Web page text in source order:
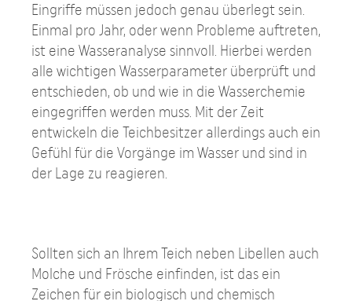
Eingriffe müssen jedoch genau überlegt sein.
Einmal pro Jahr, oder wenn Probleme auftreten,
ist eine Wasseranalyse sinnvoll. Hierbei werden
alle wichtigen Wasserparameter überprüft und
entschieden, ob und wie in die Wasserchemie
eingegriffen werden muss. Mit der Zeit
entwickeln die Teichbesitzer allerdings auch ein
Gefühl für die Vorgänge im Wasser und sind in
der Lage zu reagieren.
Sollten sich an Ihrem Teich neben Libellen auch
Molche und Frösche einfinden, ist das ein
Zeichen für ein biologisch und chemisch